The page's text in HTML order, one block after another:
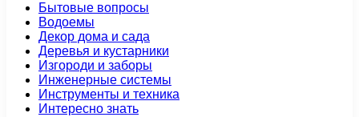
Бытовые вопросы
Водоемы
Декор дома и сада
Деревья и кустарники
Изгороди и заборы
Инженерные системы
Инструменты и техника
Интересно знать